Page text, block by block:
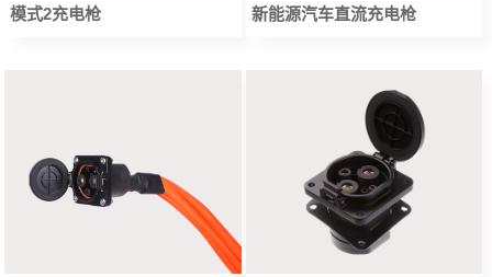
模式2充电枪 新能源汽车直流充电枪